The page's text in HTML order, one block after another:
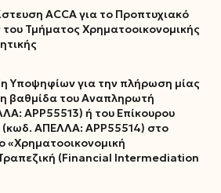
ACCA για το Προπτυχιακό
Τμήματος Χρηματοοικονομικής
Υποψηφίων για την πλήρωση μίας
βαθμίδα του Αναπληρωτή
ΑΡΡ55513) ή του Επίκουρου
(κωδ. ΑΠΕΛΛΑ: ΑΡΡ55514) στο
«Χρηματοοικονομική
(Financial Intermediation